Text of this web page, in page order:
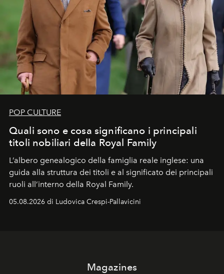
POP CULTURE
Quali sono e cosa significano i principali
titoli nobiliari della Royal Family
L’albero genealogico della famiglia reale inglese: una
guida alla struttura dei titoli e al significato dei principali
ruoli all’interno della Royal Family.
05.08.2026 di Ludovica Crespi-Pallavicini
Magazines